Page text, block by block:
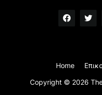
Copyright © 2026
Home